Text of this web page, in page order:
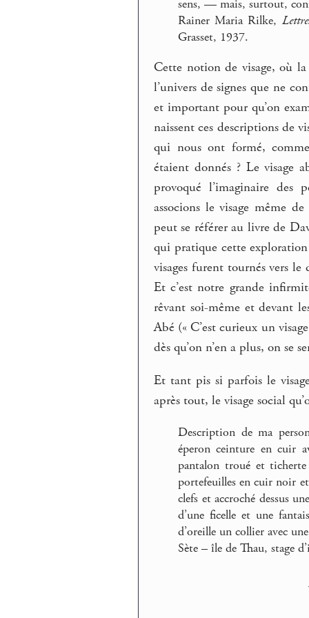
sens, — mais, surtout,
Rainer Maria Rilke,
Grasset, 1937.
Cette notion de visage, où
l’univers de signes que ne
et important pour qu’on
naissent ces descriptions de
qui nous ont formé,
étaient donnés ? Le visage
provoqué l’imaginaire des
associons le visage même
peut se référer au livre de
qui pratique cette
visages furent tournés vers
Et c’est notre grande
rêvant soi-même et devant
Abé (« C’est curieux un
dès qu’on n’en a plus, on se
Et tant pis si parfois le
après tout, le visage social
Description de ma
éperon ceinture en cuir
pantalon troué et ticherte
portefeuilles en cuir noir
clefs et accroché dessus
d’une ficelle et une
d’oreille un collier avec
Sète – île de Thau, stage